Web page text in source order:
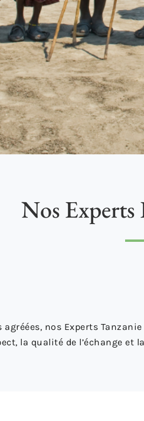
Nos Experts
nos Experts
la qualité de l’échange